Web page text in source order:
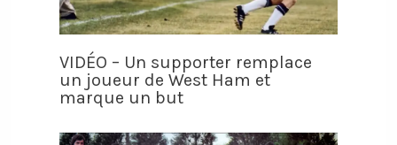
VIDÉO – Un supporter remplace
un joueur de West Ham et
marque un but